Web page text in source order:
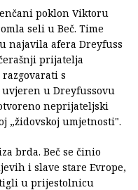
poklon Viktoru
seli u Beč. Time
najavila afera Dreyfuss
prijatelja
s
uvjeren u Dreyfussovu
neprijateljski
„židovskoj umjetnosti".
brda. Beč se činio
i slave stare Evrope,
u prijestolnicu